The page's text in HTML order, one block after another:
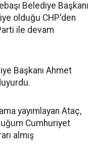
Belediye Başkanı
olduğu CHP'den
ile devam
Başkanı Ahmet
yayımlayan Ataç,
Cumhuriyet
almış